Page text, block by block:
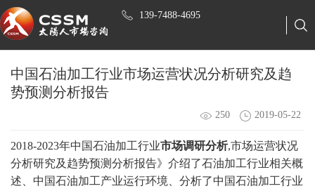
139-7488-4695
中国石油加工行业市场运营状况分析研究及趋
势预测分析报告
250 2019-05-22
2018-2023年中国石油加工行业市场调研分析,市场运营状况
分析研究及趋势预测分析报告》介绍了石油加工行业相关概
述、中国石油加工产业运行环境、分析了中国石油加工行业